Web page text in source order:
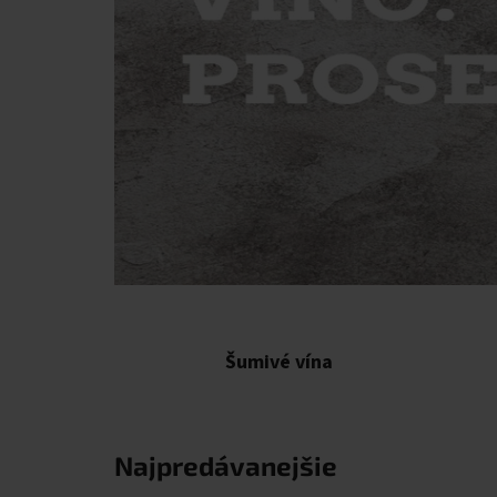
Šumivé vína
Najpredávanejšie